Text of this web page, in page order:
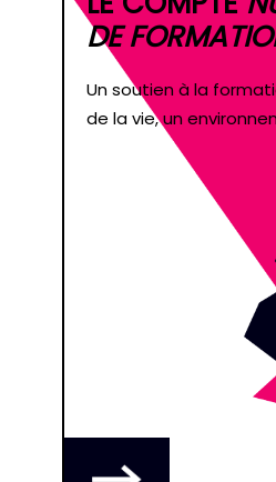
DE
Un soutien à la
de la vie, un